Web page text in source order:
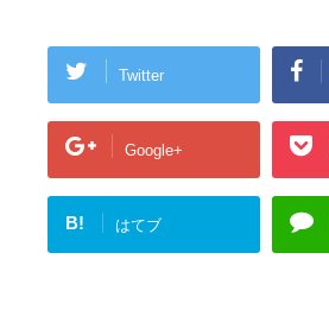
Twitter
Google+
B! はてブ